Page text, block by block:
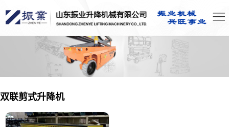
双联剪式升降机